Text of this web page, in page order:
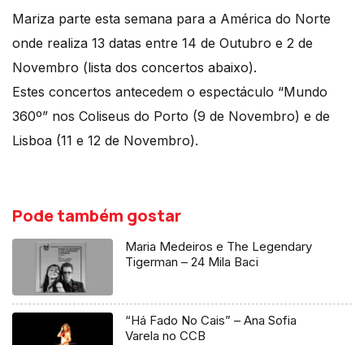
Mariza parte esta semana para a América do Norte
onde realiza 13 datas entre 14 de Outubro e 2 de
Novembro (lista dos concertos abaixo).
Estes concertos antecedem o espectáculo “Mundo
360º” nos Coliseus do Porto (9 de Novembro) e de
Lisboa (11 e 12 de Novembro).
Pode também gostar
Maria Medeiros e The Legendary
Tigerman – 24 Mila Baci
“Há Fado No Cais” – Ana Sofia
Varela no CCB